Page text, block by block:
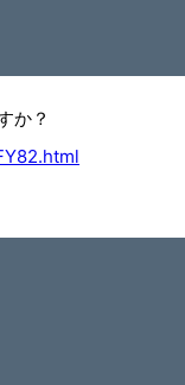
か？